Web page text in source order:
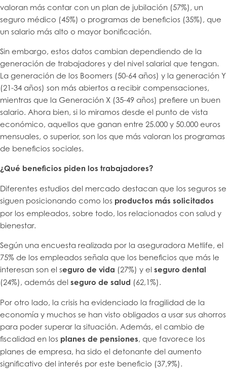
valoran más contar con un plan de jubilación (57%), un
seguro médico (45%) o programas de beneficios (35%), que
un salario más alto o mayor bonificación.
Sin embargo, estos datos cambian dependiendo de la
generación de trabajadores y del nivel salarial que tengan.
La generación de los Boomers (50-64 años) y la generación Y
(21-34 años) son más abiertos a recibir compensaciones,
mientras que la Generación X (35-49 años) prefiere un buen
salario. Ahora bien, si lo miramos desde el punto de vista
económico, aquellos que ganan entre 25.000 y 50.000 euros
mensuales, o superior, son los que más valoran los programas
de beneficios sociales.
¿Qué beneficios piden los trabajadores?
Diferentes estudios del mercado destacan que los seguros se
siguen posicionando como los productos más solicitados
por los empleados, sobre todo, los relacionados con salud y
bienestar.
Según una encuesta realizada por la aseguradora Metlife, el
75% de los empleados señala que los beneficios que más le
interesan son el seguro de vida (27%) y el seguro dental
(24%), además del seguro de salud (62,1%).
Por otro lado, la crisis ha evidenciado la fragilidad de la
economía y muchos se han visto obligados a usar sus ahorros
para poder superar la situación. Además, el cambio de
fiscalidad en los planes de pensiones, que favorece los
planes de empresa, ha sido el detonante del aumento
significativo del interés por este beneficio (37,9%).